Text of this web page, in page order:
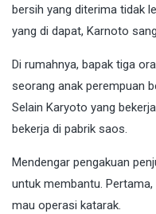
bersih yang diterima tidak
yang di dapat, Karnoto
Di rumahnya, bapak tiga
seorang anak perempuan
Selain Karyoto yang
bekerja di pabrik saos.
Mendengar pengakuan
untuk membantu.
mau operasi katarak.